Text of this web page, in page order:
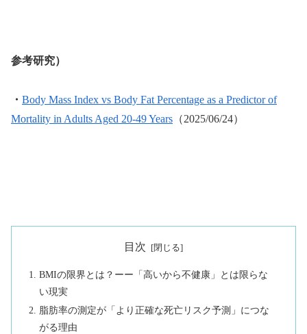
参考研究）
・ Body Mass Index vs Body Fat Percentage as a Predictor of
Mortality in Adults Aged 20-49 Years （2025/06/24）
目次
BMIの限界とは？ーー「高いから不健康」とは限らな
い現実
脂肪率の測定が「より正確な死亡リスク予測」につな
がる理由